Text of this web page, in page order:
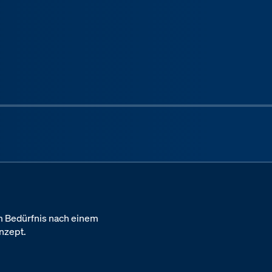
Bedürfnis nach einem